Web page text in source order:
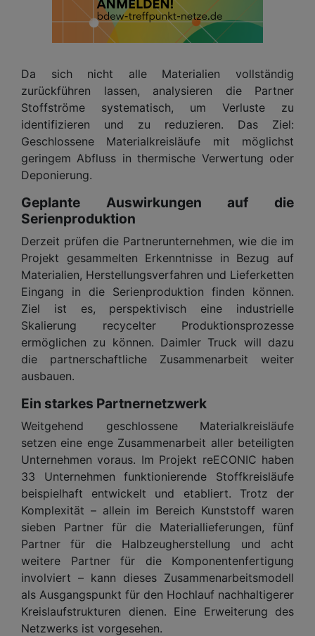
Da sich nicht alle Materialien vollständig
zurückführen lassen, analysieren die Partner
Stoffströme systematisch, um Verluste zu
identifizieren und zu reduzieren. Das Ziel:
Geschlossene Materialkreisläufe mit möglichst
geringem Abfluss in thermische Verwertung oder
Deponierung.
Geplante Auswirkungen auf die
Serienproduktion
Derzeit prüfen die Partnerunternehmen, wie die im
Projekt gesammelten Erkenntnisse in Bezug auf
Materialien, Herstellungsverfahren und Lieferketten
Eingang in die Serienproduktion finden können.
Ziel ist es, perspektivisch eine industrielle
Skalierung recycelter Produktionsprozesse
ermöglichen zu können. Daimler Truck will dazu
die partnerschaftliche Zusammenarbeit weiter
ausbauen.
Ein starkes Partnernetzwerk
Weitgehend geschlossene Materialkreisläufe
setzen eine enge Zusammenarbeit aller beteiligten
Unternehmen voraus. Im Projekt reECONIC haben
33 Unternehmen funktionierende Stoffkreisläufe
beispielhaft entwickelt und etabliert. Trotz der
Komplexität – allein im Bereich Kunststoff waren
sieben Partner für die Materiallieferungen, fünf
Partner für die Halbzeugherstellung und acht
weitere Partner für die Komponentenfertigung
involviert – kann dieses Zusammenarbeitsmodell
als Ausgangspunkt für den Hochlauf nachhaltigerer
Kreislaufstrukturen dienen. Eine Erweiterung des
Netzwerks ist vorgesehen.